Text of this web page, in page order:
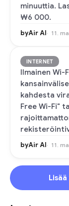
minuuttia.
₩6 000.
byAir AI 11.
INTERNET
Ilmainen Wi-
kahdesta
Free Wi-Fi"
byAir AI 11.